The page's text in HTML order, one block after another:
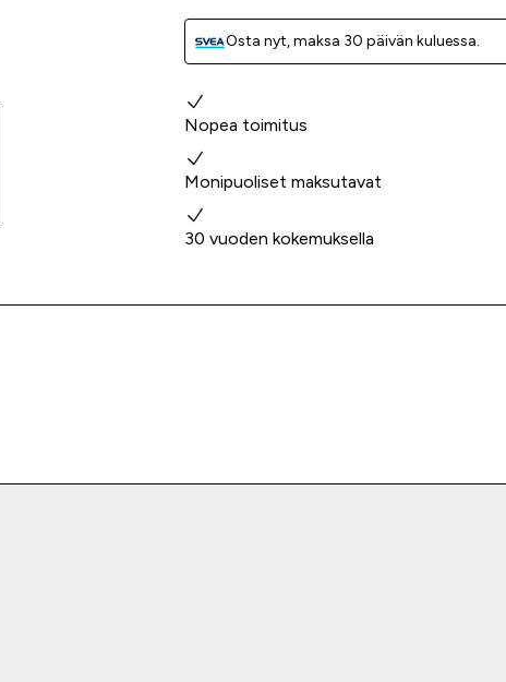
Osta nyt, ­maksa 30 päivän kuluessa.
Miksi valita meidät?
Nopea toimitus
Monipuoliset maksutavat
30 vuoden kokemuksella